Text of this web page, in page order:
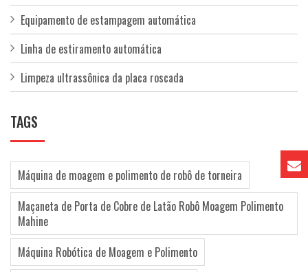
Equipamento de estampagem automática
Linha de estiramento automática
Limpeza ultrassônica da placa roscada
TAGS
Máquina de moagem e polimento de robô de torneira
Maçaneta de Porta de Cobre de Latão Robô Moagem Polimento
Mahine
Máquina Robótica de Moagem e Polimento